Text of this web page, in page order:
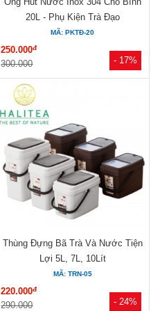
- 17%
20L - Phụ Kiện Trà Đạo
MÃ: PKTĐ-20
250.000đ
300.000
- 24%
Thùng Đựng Bã Trà Và Nước Tiện
Lợi 5L, 7L, 10Lít
MÃ: TRN-05
220.000đ
290.000